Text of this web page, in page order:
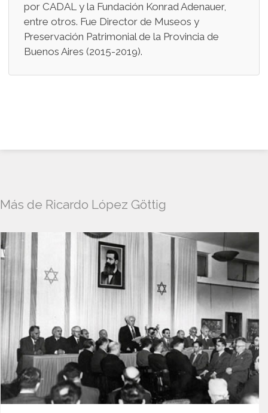
por CADAL y la Fundación Konrad Adenauer,
entre otros. Fue Director de Museos y
Preservación Patrimonial de la Provincia de
Buenos Aires (2015-2019).
Más de Ricardo López Göttig